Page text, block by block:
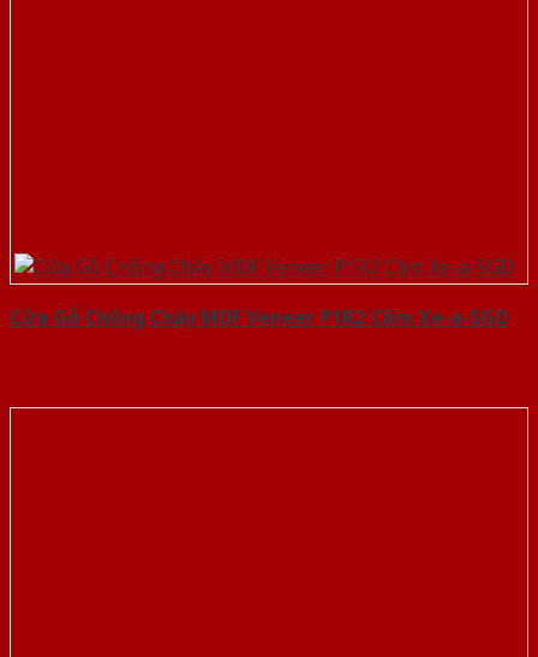
Cửa Gỗ Chống Cháy MDF Veneer P1R2 Căm Xe-a-SGD